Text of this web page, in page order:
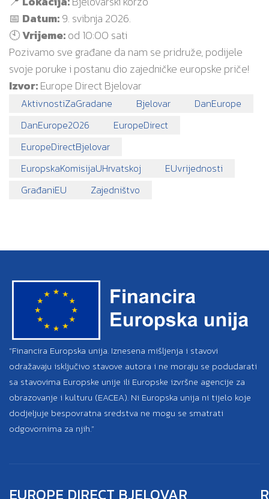
📅 Datum:9. svibnja 2026.
🕙Vrijeme:od 10:00 sati
Pozivamo sve građane da nam se pridruže, podijele
svoje poruke i postanu dio zajedničke europske priče!
Izvor:Europe Direct Bjelovar
AktivnostiZaGradane Bjelovar
DanEurope
DanEurope2026
EuropeDirect
EuropeDirectBjelovar
EuropskaKomisijaUHrvatskoj
EUvrijednosti
GrađaniEU
Zajedništvo
“Financira Europska unija. Iznesena mišljenja i stavovi
odražavaju isključivo stavove autora i ne moraju se podudarati
sa stavovima Europske unije ili Europske izvršne agencije za
obrazovanje i kulturu (EACEA). Ni Europska unija ni tijelo koje
dodjeljuje bespovratna sredstva ne mogu se smatrati
odgovornima za njih.”
EUROPE DIRECT BJELOVAR